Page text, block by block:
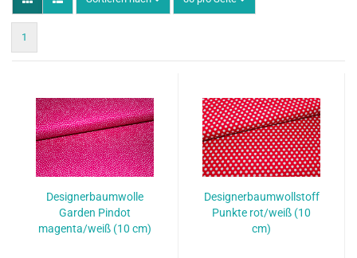
1
Designerbaumwolle
Garden Pindot
magenta/weiß (10 cm)
Designerbaumwollstoff
Punkte rot/weiß (10
cm)